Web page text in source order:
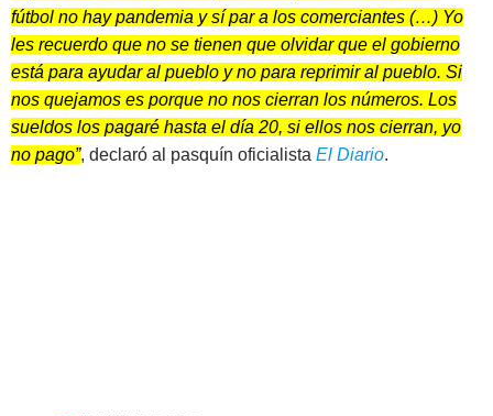
fútbol no hay pandemia y sí par a los comerciantes (…) Yo
les recuerdo que no se tienen que olvidar que el gobierno
está para ayudar al pueblo y no para reprimir al pueblo. Si
nos quejamos es porque no nos cierran los números. Los
sueldos los pagaré hasta el día 20, si ellos nos cierran, yo
no pago”, declaró al pasquín oficialista El Diario.